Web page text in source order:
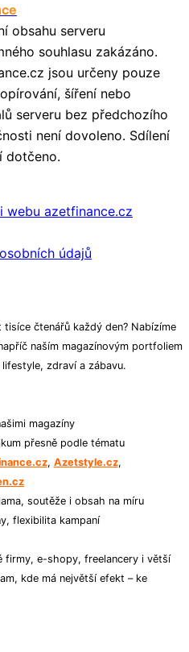
obsahu serveru
souhlasu zakázáno.
jsou určeny pouze
šíření nebo
serveru bez předchozího
není dovoleno. Sdílení
dotčeno.
webu azetfinance.cz
údajů
čtenářů každý den? Nabízíme
naším magazínovým portfoliem
zdraví a zábavu.
magazíny
přesně podle tématu
, Azetstyle.cz,
soutěže i obsah na míru
flexibilita kampaní
firmy, e-shopy, freelancery i větší
kde má největší efekt – ke